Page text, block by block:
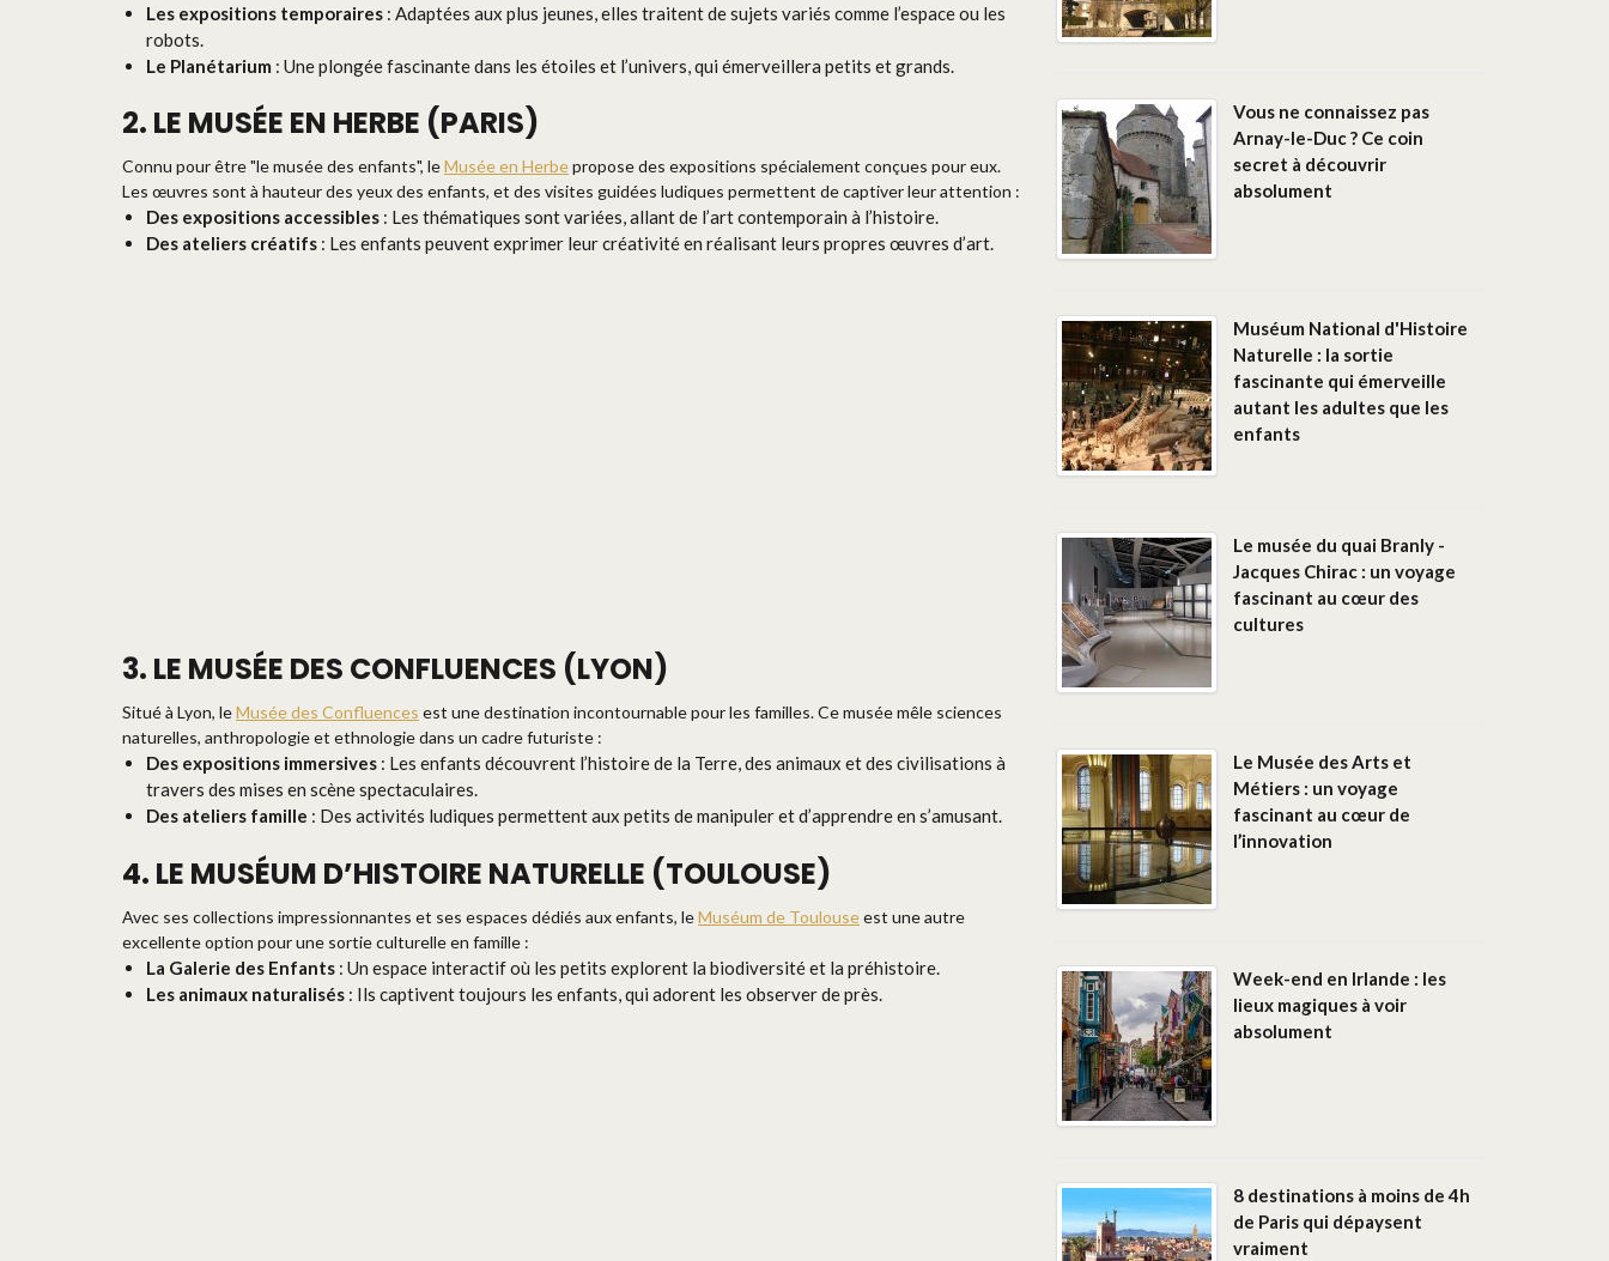
Les expositions temporaires : Adaptées aux plus jeunes, elles traitent de sujets variés comme l’espace ou les
robots.
Le Planétarium : Une plongée fascinante dans les étoiles et l’univers, qui émerveillera petits et grands.
2. LE MUSÉE EN HERBE (PARIS)
Connu pour être "le musée des enfants", leMusée en Herbepropose des expositions spécialement conçues pour eux.
Les œuvres sont à hauteur des yeux des enfants, et des visites guidées ludiques permettent de captiver leur attention :
Des expositions accessibles : Les thématiques sont variées, allant de l’art contemporain à l’histoire.
Des ateliers créatifs : Les enfants peuvent exprimer leur créativité en réalisant leurs propres œuvres d’art.
3. LE MUSÉE DES CONFLUENCES (LYON)
Situé à Lyon, leMusée des Confluences est une destination incontournable pour les familles. Ce musée mêle sciences
naturelles, anthropologie et ethnologie dans un cadre futuriste :
Des expositions immersives : Les enfants découvrent l’histoire de la Terre, des animaux et des civilisations à
travers des mises en scène spectaculaires.
Des ateliers famille : Des activités ludiques permettent aux petits de manipuler et d’apprendre en s’amusant.
4. LE MUSÉUM D’HISTOIRE NATURELLE (TOULOUSE)
Avec ses collections impressionnantes et ses espaces dédiés aux enfants, leMuséum de Toulouseest une autre
excellente option pour une sortie culturelle en famille :
La Galerie des Enfants : Un espace interactif où les petits explorent la biodiversité et la préhistoire.
Les animaux naturalisés : Ils captivent toujours les enfants, qui adorent les observer de près.
Vous ne connaissez pas
Arnay-le-Duc ? Ce coin
secret à découvrir
absolument
Muséum National d'Histoire
Naturelle : la sortie
fascinante qui émerveille
autant les adultes que les
enfants
Le musée du quai Branly -
Jacques Chirac : un voyage
fascinant au cœur des
cultures
Le Musée des Arts et
Métiers : un voyage
fascinant au cœur de
l’innovation
Week-end en Irlande : les
lieux magiques à voir
absolument
8 destinations à moins de 4h
de Paris qui dépaysent
vraiment